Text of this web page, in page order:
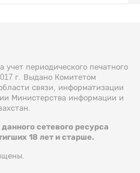
учет периодического печатного
г. Выдано Комитетом
связи, информатизации
Министерства информации и
сетевого ресурса
18 лет и старше.